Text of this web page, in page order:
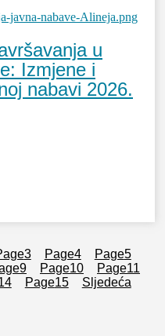
u
Izmjene i
nabavi 2026.
3 Page4 Page5
9 Page10 Page11
Page15 Sljedeća